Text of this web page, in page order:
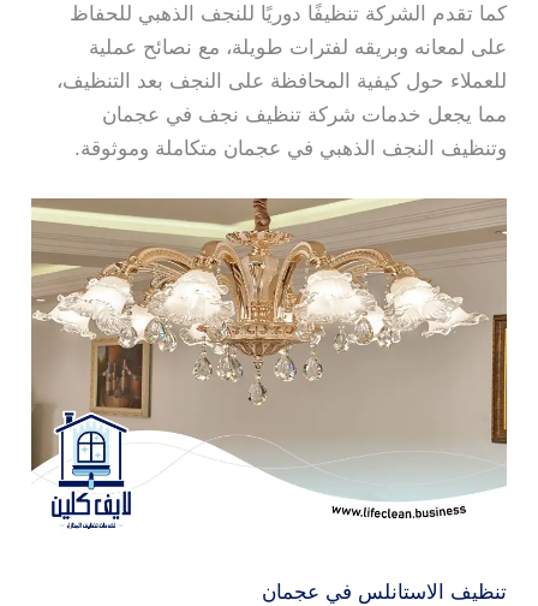
كما تقدم الشركة تنظيفًا دوريًا للنجف الذهبي للحفاظ
على لمعانه وبريقه لفترات طويلة، مع نصائح عملية
للعملاء حول كيفية المحافظة على النجف بعد التنظيف،
مما يجعل خدمات شركة تنظيف نجف في عجمان
وتنظيف النجف الذهبي في عجمان متكاملة وموثوقة.
تنظيف الاستانلس في عجمان